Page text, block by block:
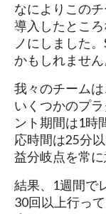
なによりこの
導入したとこ
ノにしました
かもしれません
我々のチーム
いくつかのプ
ント期間は1時
応時間は25分
益分岐点を常に
結果、1週間で
30回以上行っ